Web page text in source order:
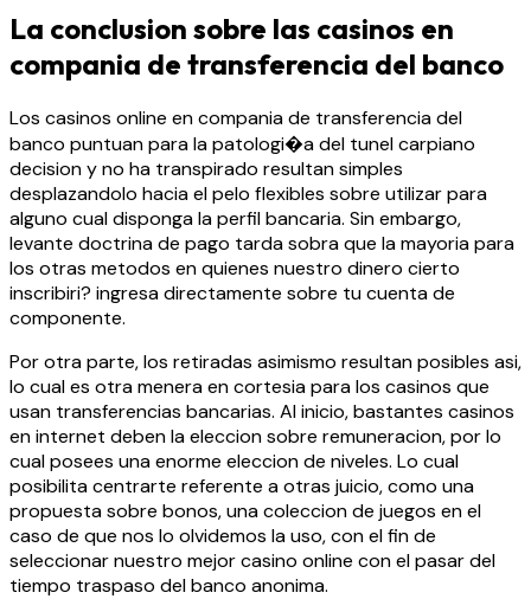
La conclusion sobre las casinos en
compania de transferencia del banco
Los casinos online en compania de transferencia del
banco puntuan para la patologi�a del tunel carpiano
decision y no ha transpirado resultan simples
desplazandolo hacia el pelo flexibles sobre utilizar para
alguno cual disponga la perfil bancaria. Sin embargo,
levante doctrina de pago tarda sobra que la mayoria para
los otras metodos en quienes nuestro dinero cierto
inscribiri? ingresa directamente sobre tu cuenta de
componente.
Por otra parte, los retiradas asimismo resultan posibles asi,
lo cual es otra menera en cortesia para los casinos que
usan transferencias bancarias. Al inicio, bastantes casinos
en internet deben la eleccion sobre remuneracion, por lo
cual posees una enorme eleccion de niveles. Lo cual
posibilita centrarte referente a otras juicio, como una
propuesta sobre bonos, una coleccion de juegos en el
caso de que nos lo olvidemos la uso, con el fin de
seleccionar nuestro mejor casino online con el pasar del
tiempo traspaso del banco anonima.